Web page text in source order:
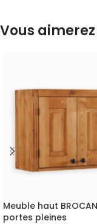
Vous
Meuble haut
portes pleines